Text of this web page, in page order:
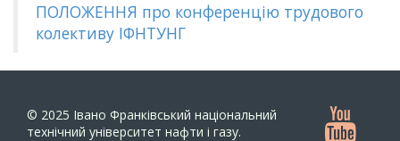
ПОЛОЖЕННЯ про конференцію трудового
колективу ІФНТУНГ
© 2025 Івано Франківський національний
технічний університет нафти і газу.